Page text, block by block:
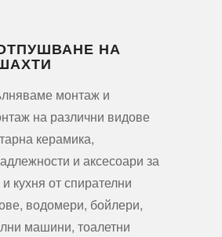
НА
монтаж и
на различни видове
керамика,
и аксесоари за
кухня от спирателни
водомери, бойлери,
машини, тоалетни